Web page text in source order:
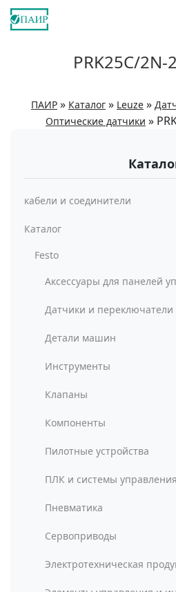
PRK25C/
ПАИР » Каталог » Leuze »
Оптические датчики »
кабели и соединители
Каталог
Festo
Аксессуары для панелей
Датчики и переключатели
Детали машин
Инструменты
Клапаны
Компоненты
Пилотные устройства
ПЛК и системы управления
Пневматика
Сервоприводы
Электротехническая